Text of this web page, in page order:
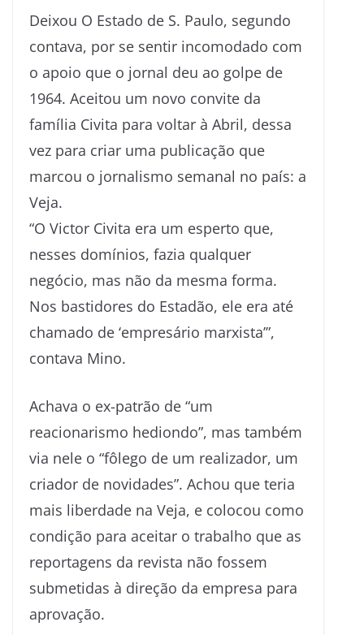
Deixou O Estado de S. Paulo, segundo
contava, por se sentir incomodado com
o apoio que o jornal deu ao golpe de
1964. Aceitou um novo convite da
família Civita para voltar à Abril, dessa
vez para criar uma publicação que
marcou o jornalismo semanal no país: a
Veja.
“O Victor Civita era um esperto que,
nesses domínios, fazia qualquer
negócio, mas não da mesma forma.
Nos bastidores do Estadão, ele era até
chamado de ‘empresário marxista’”,
contava Mino.
Achava o ex-patrão de “um
reacionarismo hediondo”, mas também
via nele o “fôlego de um realizador, um
criador de novidades”. Achou que teria
mais liberdade na Veja, e colocou como
condição para aceitar o trabalho que as
reportagens da revista não fossem
submetidas à direção da empresa para
aprovação.